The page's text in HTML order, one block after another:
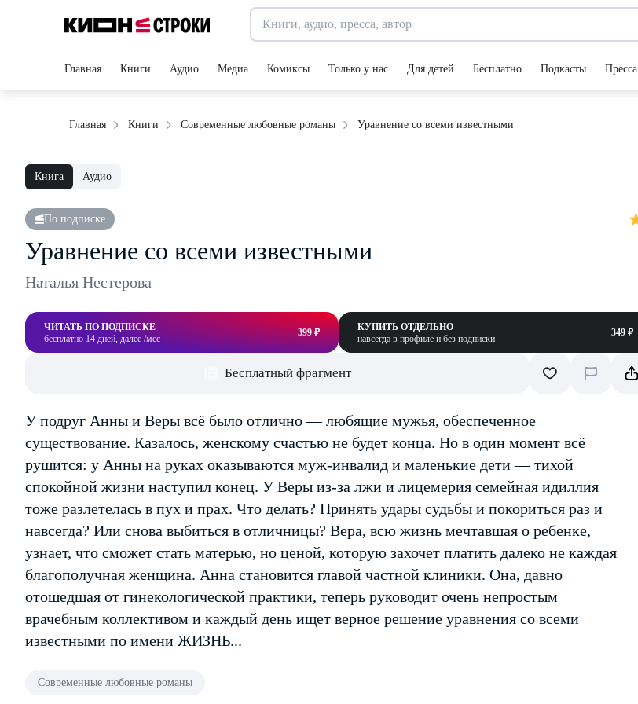
Главная Книги Аудио Медиа Комиксы Только у нас Для детей Бесплатно Подкасты Пресса
Главная Книги Современные любовные романы Уравнение со всеми известными
Книга Аудио
По подписке
Уравнение со всеми известными
Наталья Нестерова
ЧИТАТЬ ПО ПОДПИСКЕ
бесплатно 14 дней, далее /мес
399 ₽
КУПИТЬ ОТДЕЛЬНО
навсегда в профиле и без подписки
349 ₽
Бесплатный фрагмент
У подруг Анны и Веры всё было отлично — любящие мужья, обеспеченное
существование. Казалось, женскому счастью не будет конца. Но в один момент всё
рушится: у Анны на руках оказываются муж-инвалид и маленькие дети — тихой
спокойной жизни наступил конец. У Веры из-за лжи и лицемерия семейная идиллия
тоже разлетелась в пух и прах. Что делать? Принять удары судьбы и покориться раз и
навсегда? Или снова выбиться в отличницы? Вера, всю жизнь мечтавшая о ребенке,
узнает, что сможет стать матерью, но ценой, которую захочет платить далеко не каждая
благополучная женщина. Анна становится главой частной клиники. Она, давно
отошедшая от гинекологической практики, теперь руководит очень непростым
врачебным коллективом и каждый день ищет верное решение уравнения со всеми
известными по имени ЖИЗНЬ...
Современные любовные романы